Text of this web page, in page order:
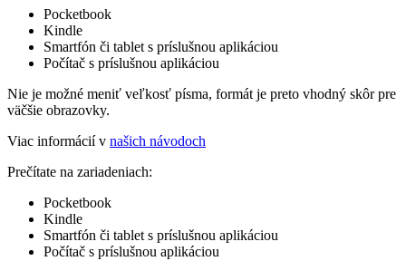
Pocketbook
Kindle
Smartfón či tablet s príslušnou aplikáciou
Počítač s príslušnou aplikáciou
Nie je možné meniť veľkosť písma, formát je preto vhodný skôr pre
väčšie obrazovky.
Viac informácií v našich návodoch
Prečítate na zariadeniach:
Pocketbook
Kindle
Smartfón či tablet s príslušnou aplikáciou
Počítač s príslušnou aplikáciou